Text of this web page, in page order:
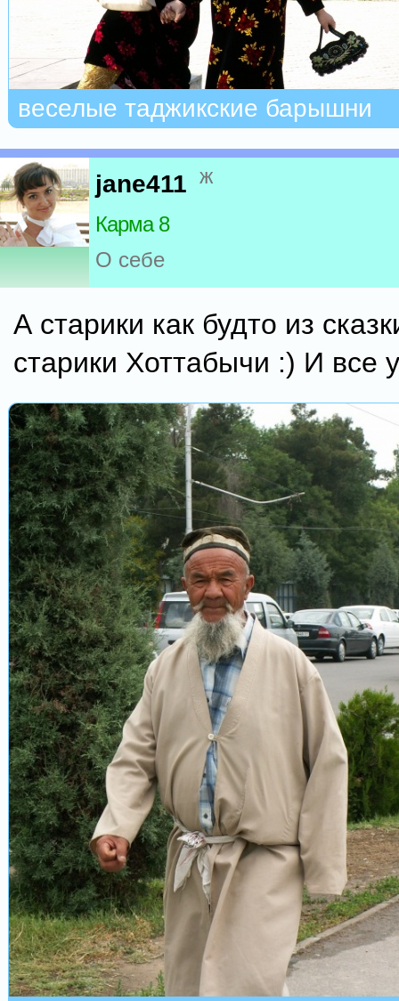
веселые таджикские барышни
jane411 ж
Карма 8
О себе
А старики как будто из
старики Хоттабычи :) И все